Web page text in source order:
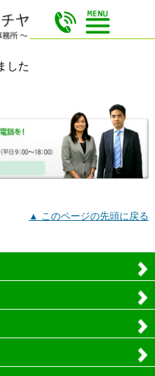
した
▲ このページの先頭に戻る